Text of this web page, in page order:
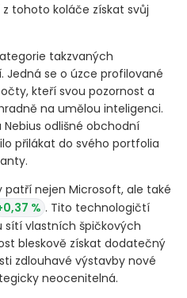
tohoto koláče získat svůj
takzvaných
se o úzce profilované
kteří svou pozornost a
na umělou inteligenci.
odlišné obchodní
přilákat do svého portfolia
patří nejen Microsoft, ale také
% . Tito technologičtí
sítí vlastních špičkových
bleskově získat dodatečný
zdlouhavé výstavby nové
neocenitelná.